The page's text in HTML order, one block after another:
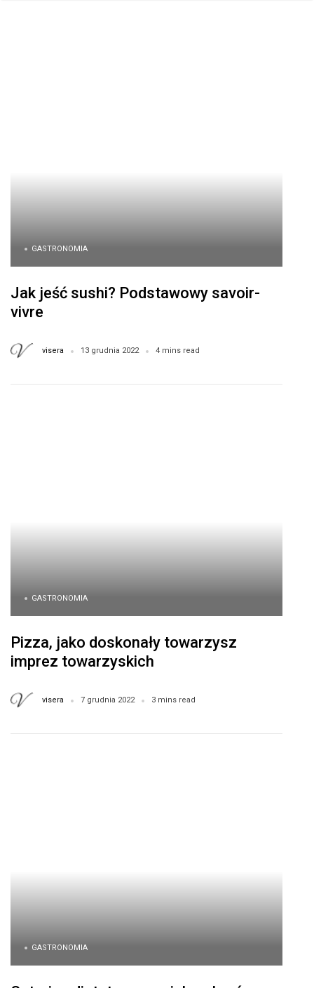
GASTRONOMIA
Jak jeść sushi? Podstawowy savoir-
vivre
visera 13 grudnia 2022 4 mins read
GASTRONOMIA
Pizza, jako doskonały towarzysz
imprez towarzyskich
visera 7 grudnia 2022 3 mins read
GASTRONOMIA